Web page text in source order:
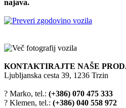
najava.
KONTAKTIRAJTE NAŠE
Ljubljanska cesta 39, 1236 Trzin
? Marko, tel.: (+386) 070 475 333
? Klemen, tel.: (+386) 040 558 972